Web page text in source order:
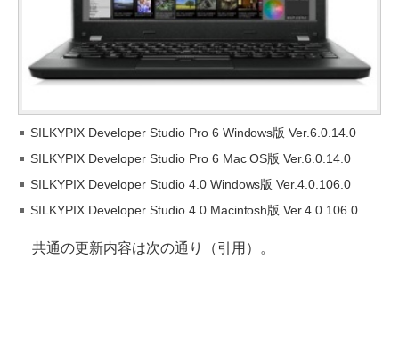
SILKYPIX Developer Studio Pro 6 Windows版 Ver.6.0.14.0
SILKYPIX Developer Studio Pro 6 Mac OS版 Ver.6.0.14.0
SILKYPIX Developer Studio 4.0 Windows版 Ver.4.0.106.0
SILKYPIX Developer Studio 4.0 Macintosh版 Ver.4.0.106.0
共通の更新内容は次の通り（引用）。